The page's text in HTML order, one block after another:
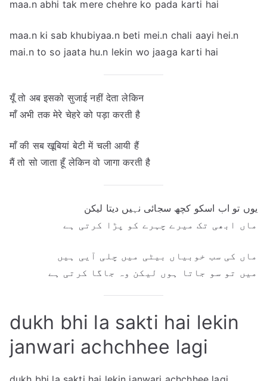
maa.n abhi tak mere chehre ko pada karti hai
maa.n ki sab khubiyaa.n beti mei.n chali aayi hei.n
mai.n to so jaata hu.n lekin wo jaaga karti hai
यूँ तो अब इसको सुजाई नहीं देता लेकिन
माँ अभी तक मेरे चेहरे को पड़ा करती है
माँ की सब खूबियां बेटी में चली आयी हैं
मैं तो सो जाता हूँ लेकिन वो जागा करती है
یوں تو اب اسکو کچھ سجائی نہیں دیتا لیکن
ماں ابھی تک میرے چہرے کو پڑا کرتی ہے
ماں کی سب خوبیاں بیٹی میں چلی آیی ہیں
میں تو سو جاتا ہوں لیکن وہ جاگا کرتی ہے
dukh bhi la sakti hai lekin
janwari achchhee lagi